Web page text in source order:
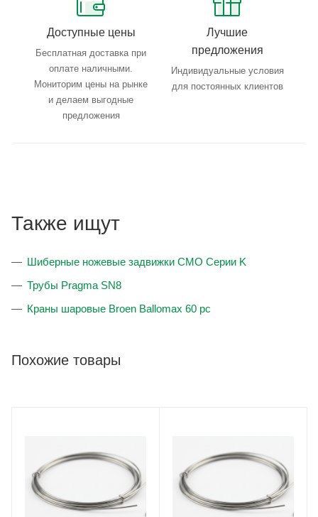
Доступные цены
Бесплатная доставка при
оплате наличными.
Мониторим цены на рынке
и делаем выгодные
предложения
Лучшие
предложения
Индивидуальные условия
для постоянных клиентов
Также ищут
Шиберные ножевые задвижки CMO Серии K
Трубы Pragma SN8
Краны шаровые Broen Ballomax 60 рc
Похожие товары